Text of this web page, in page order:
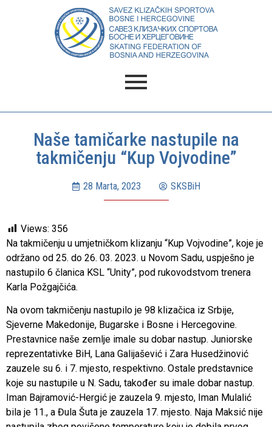
Naše tamičarke nastupile na
takmičenju “Kup Vojvodine”
28 Marta, 2023 SKSBiH
Views: 356
Na takmičenju u umjetničkom klizanju “Kup Vojvodine”, koje je
održano od 25. do 26. 03. 2023. u Novom Sadu, uspješno je
nastupilo 6 članica KSL “Unity”, pod rukovodstvom trenera
Karla Požgajčića.
Na ovom takmičenju nastupilo je 98 klizačica iz Srbije,
Sjeverne Makedonije, Bugarske i Bosne i Hercegovine.
Prestavnice naše zemlje imale su dobar nastup. Juniorske
reprezentativke BiH, Lana Galijašević i Zara Husedžinović
zauzele su 6. i 7. mjesto, respektivno. Ostale predstavnice
koje su nastupile u N. Sadu, također su imale dobar nastup.
Iman Bajramović-Hergić je zauzela 9. mjesto, Iman Mulalić
bila je 11., a Đula Šuta je zauzela 17. mjesto. Naja Maksić nije